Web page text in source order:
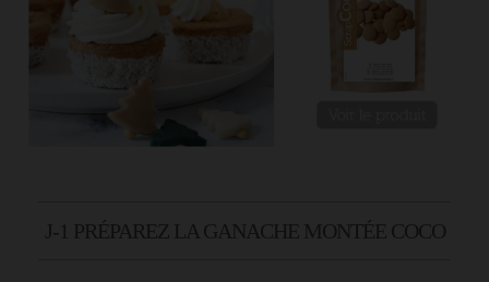
J-1 PRÉPAREZ LA GANACHE MONTÉE COCO